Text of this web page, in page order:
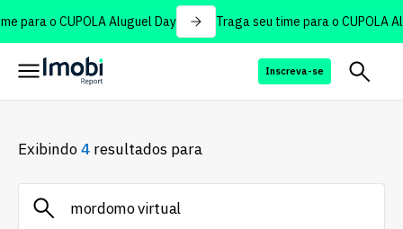
para o CUPOLA Aluguel Day Traga seu time para o CUPOLA
Inscreva-se
Exibindo4 resultados para